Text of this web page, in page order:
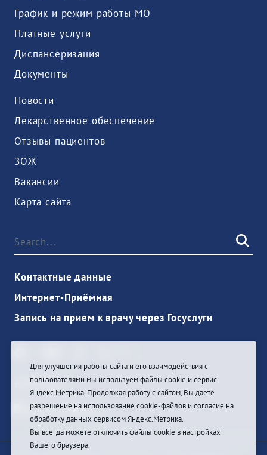
График и режим работы МО
Платные услуги
Диспансеризация
Документы
Новости
Лекарственное обеспечение
Отзывы пациентов
ЗОЖ
Вакансии
Карта сайта
Контактные данные
Интернет-Приёмная
Запись на прием к врачу через Госуслуги
Anmelden
Для улучшения работы сайта и его взаимодействия с
пользователями мы используем файлы cookie и сервис
Яндекс.Метрика. Продолжая работу с сайтом, Вы даете
разрешение на использование cookie-файлов и согласие на
обработку данных сервисом Яндекс.Метрика.
Вы всегда можете отключить файлы cookie в настройках
Вашего браузера.